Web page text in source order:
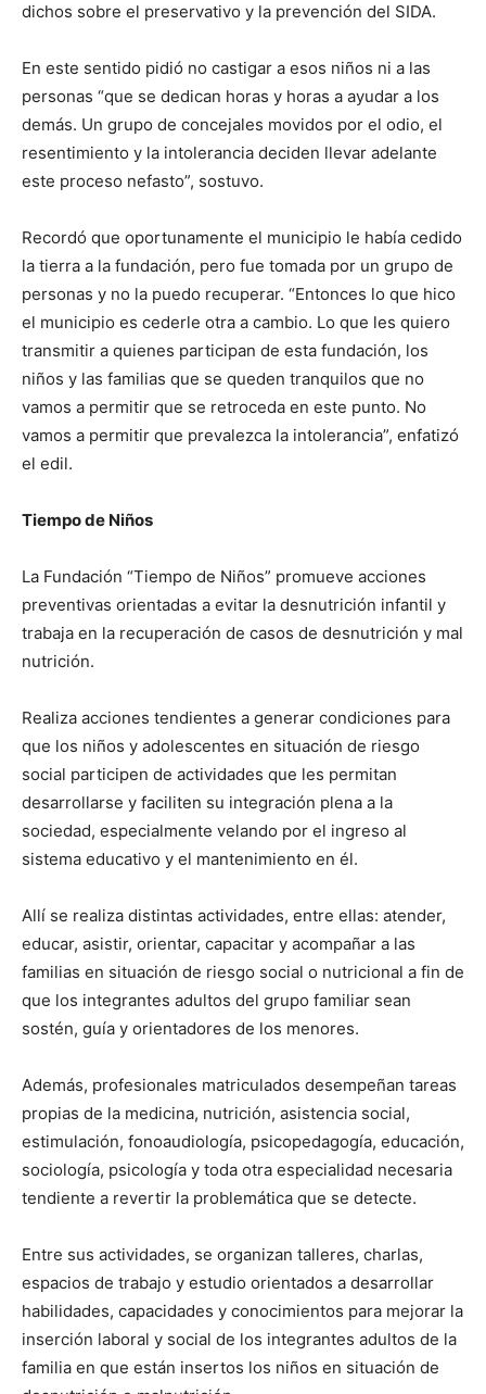
dichos sobre el preservativo y la prevención del SIDA.
En este sentido pidió no castigar a esos niños ni a las
personas “que se dedican horas y horas a ayudar a los
demás. Un grupo de concejales movidos por el odio, el
resentimiento y la intolerancia deciden llevar adelante
este proceso nefasto”, sostuvo.
Recordó que oportunamente el municipio le había cedido
la tierra a la fundación, pero fue tomada por un grupo de
personas y no la puedo recuperar. “Entonces lo que hico
el municipio es cederle otra a cambio. Lo que les quiero
transmitir a quienes participan de esta fundación, los
niños y las familias que se queden tranquilos que no
vamos a permitir que se retroceda en este punto. No
vamos a permitir que prevalezca la intolerancia”, enfatizó
el edil.
Tiempo de Niños
La Fundación “Tiempo de Niños” promueve acciones
preventivas orientadas a evitar la desnutrición infantil y
trabaja en la recuperación de casos de desnutrición y mal
nutrición.
Realiza acciones tendientes a generar condiciones para
que los niños y adolescentes en situación de riesgo
social participen de actividades que les permitan
desarrollarse y faciliten su integración plena a la
sociedad, especialmente velando por el ingreso al
sistema educativo y el mantenimiento en él.
Allí se realiza distintas actividades, entre ellas: atender,
educar, asistir, orientar, capacitar y acompañar a las
familias en situación de riesgo social o nutricional a fin de
que los integrantes adultos del grupo familiar sean
sostén, guía y orientadores de los menores.
Además, profesionales matriculados desempeñan tareas
propias de la medicina, nutrición, asistencia social,
estimulación, fonoaudiología, psicopedagogía, educación,
sociología, psicología y toda otra especialidad necesaria
tendiente a revertir la problemática que se detecte.
Entre sus actividades, se organizan talleres, charlas,
espacios de trabajo y estudio orientados a desarrollar
habilidades, capacidades y conocimientos para mejorar la
inserción laboral y social de los integrantes adultos de la
familia en que están insertos los niños en situación de